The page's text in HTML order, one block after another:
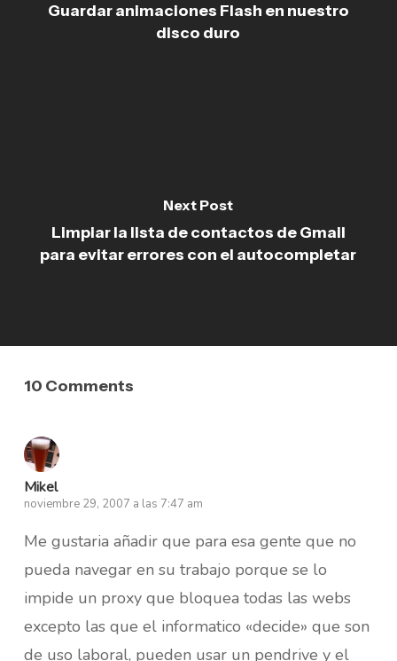
Guardar animaciones Flash en nuestro
disco duro
Next Post
Limpiar la lista de contactos de Gmail
para evitar errores con el autocompletar
10 Comments
Mikel
noviembre 29, 2007 a las 7:47 am
Me gustaria añadir que para esa gente que no
pueda navegar en su trabajo porque se lo
impide un proxy que bloquea todas las webs
excepto las que el informatico «decide» que son
de uso laboral, pueden usar un pendrive y el